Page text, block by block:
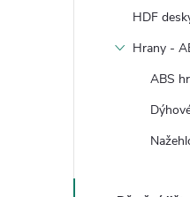
HDF
Hrany -
ABS